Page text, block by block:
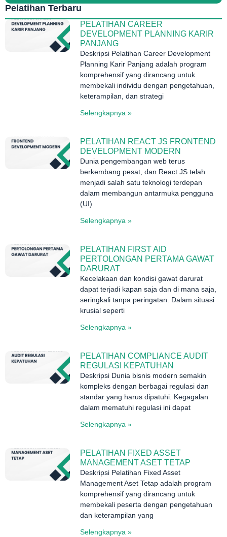
Pelatihan Terbaru
PELATIHAN CAREER
DEVELOPMENT PLANNING KARIR
PANJANG
Deskripsi Pelatihan Career Development
Planning Karir Panjang adalah program
komprehensif yang dirancang untuk
membekali individu dengan pengetahuan,
keterampilan, dan strategi
Selengkapnya »
PELATIHAN REACT JS FRONTEND
DEVELOPMENT MODERN
Dunia pengembangan web terus
berkembang pesat, dan React JS telah
menjadi salah satu teknologi terdepan
dalam membangun antarmuka pengguna
(UI)
Selengkapnya »
PELATIHAN FIRST AID
PERTOLONGAN PERTAMA GAWAT
DARURAT
Kecelakaan dan kondisi gawat darurat
dapat terjadi kapan saja dan di mana saja,
seringkali tanpa peringatan. Dalam situasi
krusial seperti
Selengkapnya »
PELATIHAN COMPLIANCE AUDIT
REGULASI KEPATUHAN
Deskripsi Dunia bisnis modern semakin
kompleks dengan berbagai regulasi dan
standar yang harus dipatuhi. Kegagalan
dalam mematuhi regulasi ini dapat
Selengkapnya »
PELATIHAN FIXED ASSET
MANAGEMENT ASET TETAP
Deskripsi Pelatihan Fixed Asset
Management Aset Tetap adalah program
komprehensif yang dirancang untuk
membekali peserta dengan pengetahuan
dan keterampilan yang
Selengkapnya »